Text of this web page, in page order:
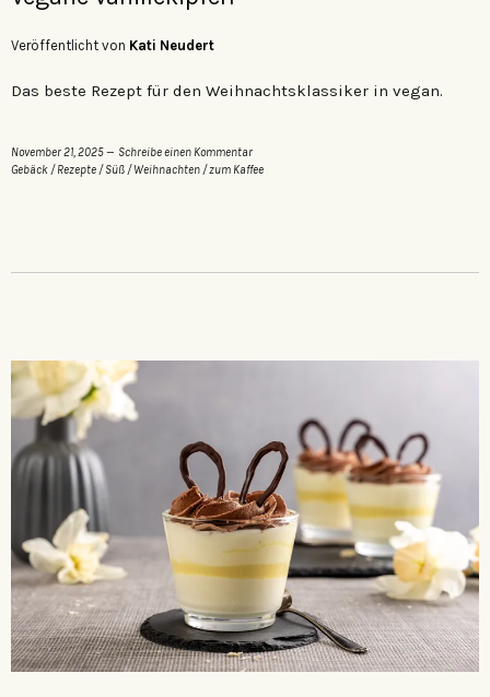
Veröffentlicht von Kati Neudert
Das beste Rezept für den Weihnachtsklassiker in vegan.
November 21, 2025
Schreibe einen Kommentar
Gebäck /Rezepte /Süß /Weihnachten /zum Kaffee